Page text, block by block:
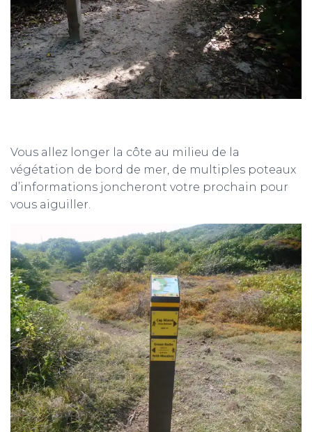
Vous allez longer la côte au milieu de la
végétation de bord de mer, de multiples poteaux
d’informations joncheront votre prochain pour
vous aiguiller.